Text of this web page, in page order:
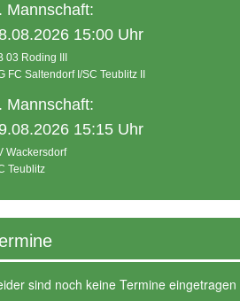
Mannschaft:
15:00 Uhr
03 Roding III
FC Saltendorf I/SC Teublitz II
Mannschaft:
15:15 Uhr
Wackersdorf
Teublitz
sind noch keine Termine eingetragen